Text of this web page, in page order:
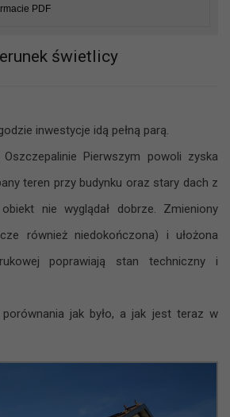
PDF
świetlicy
inwestycje idą pełną parą.
Pierwszym powoli zyska
teren przy budynku oraz stary dach z
nie wyglądał dobrze. Zmieniony
również niedokończona) i ułożona
poprawiają stan techniczny i
jak było, a jak jest teraz w